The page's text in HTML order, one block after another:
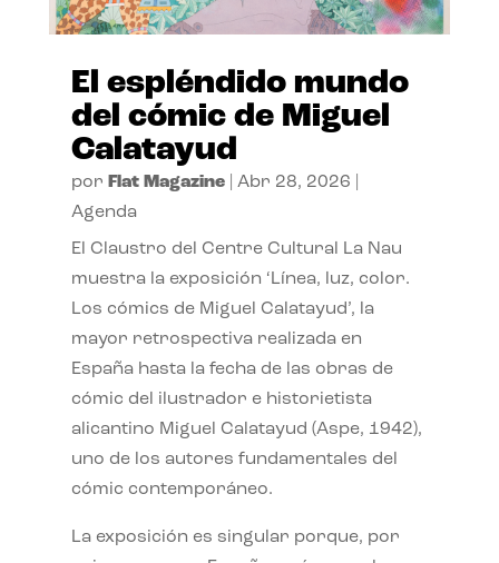
El espléndido mundo
del cómic de Miguel
Calatayud
por Flat Magazine| Abr 28, 2026
Agenda
El Claustro del Centre Cultural La Nau
muestra la exposición ‘Línea, luz, color.
Los cómics de Miguel Calatayud’, la
mayor retrospectiva realizada en
España hasta la fecha de las obras de
cómic del ilustrador e historietista
alicantino Miguel Calatayud (Aspe, 1942),
uno de los autores fundamentales del
cómic contemporáneo.
La exposición es singular porque, por